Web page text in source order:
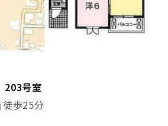
号室
徒歩25分